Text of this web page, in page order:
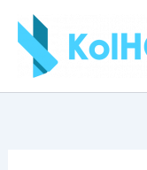
content